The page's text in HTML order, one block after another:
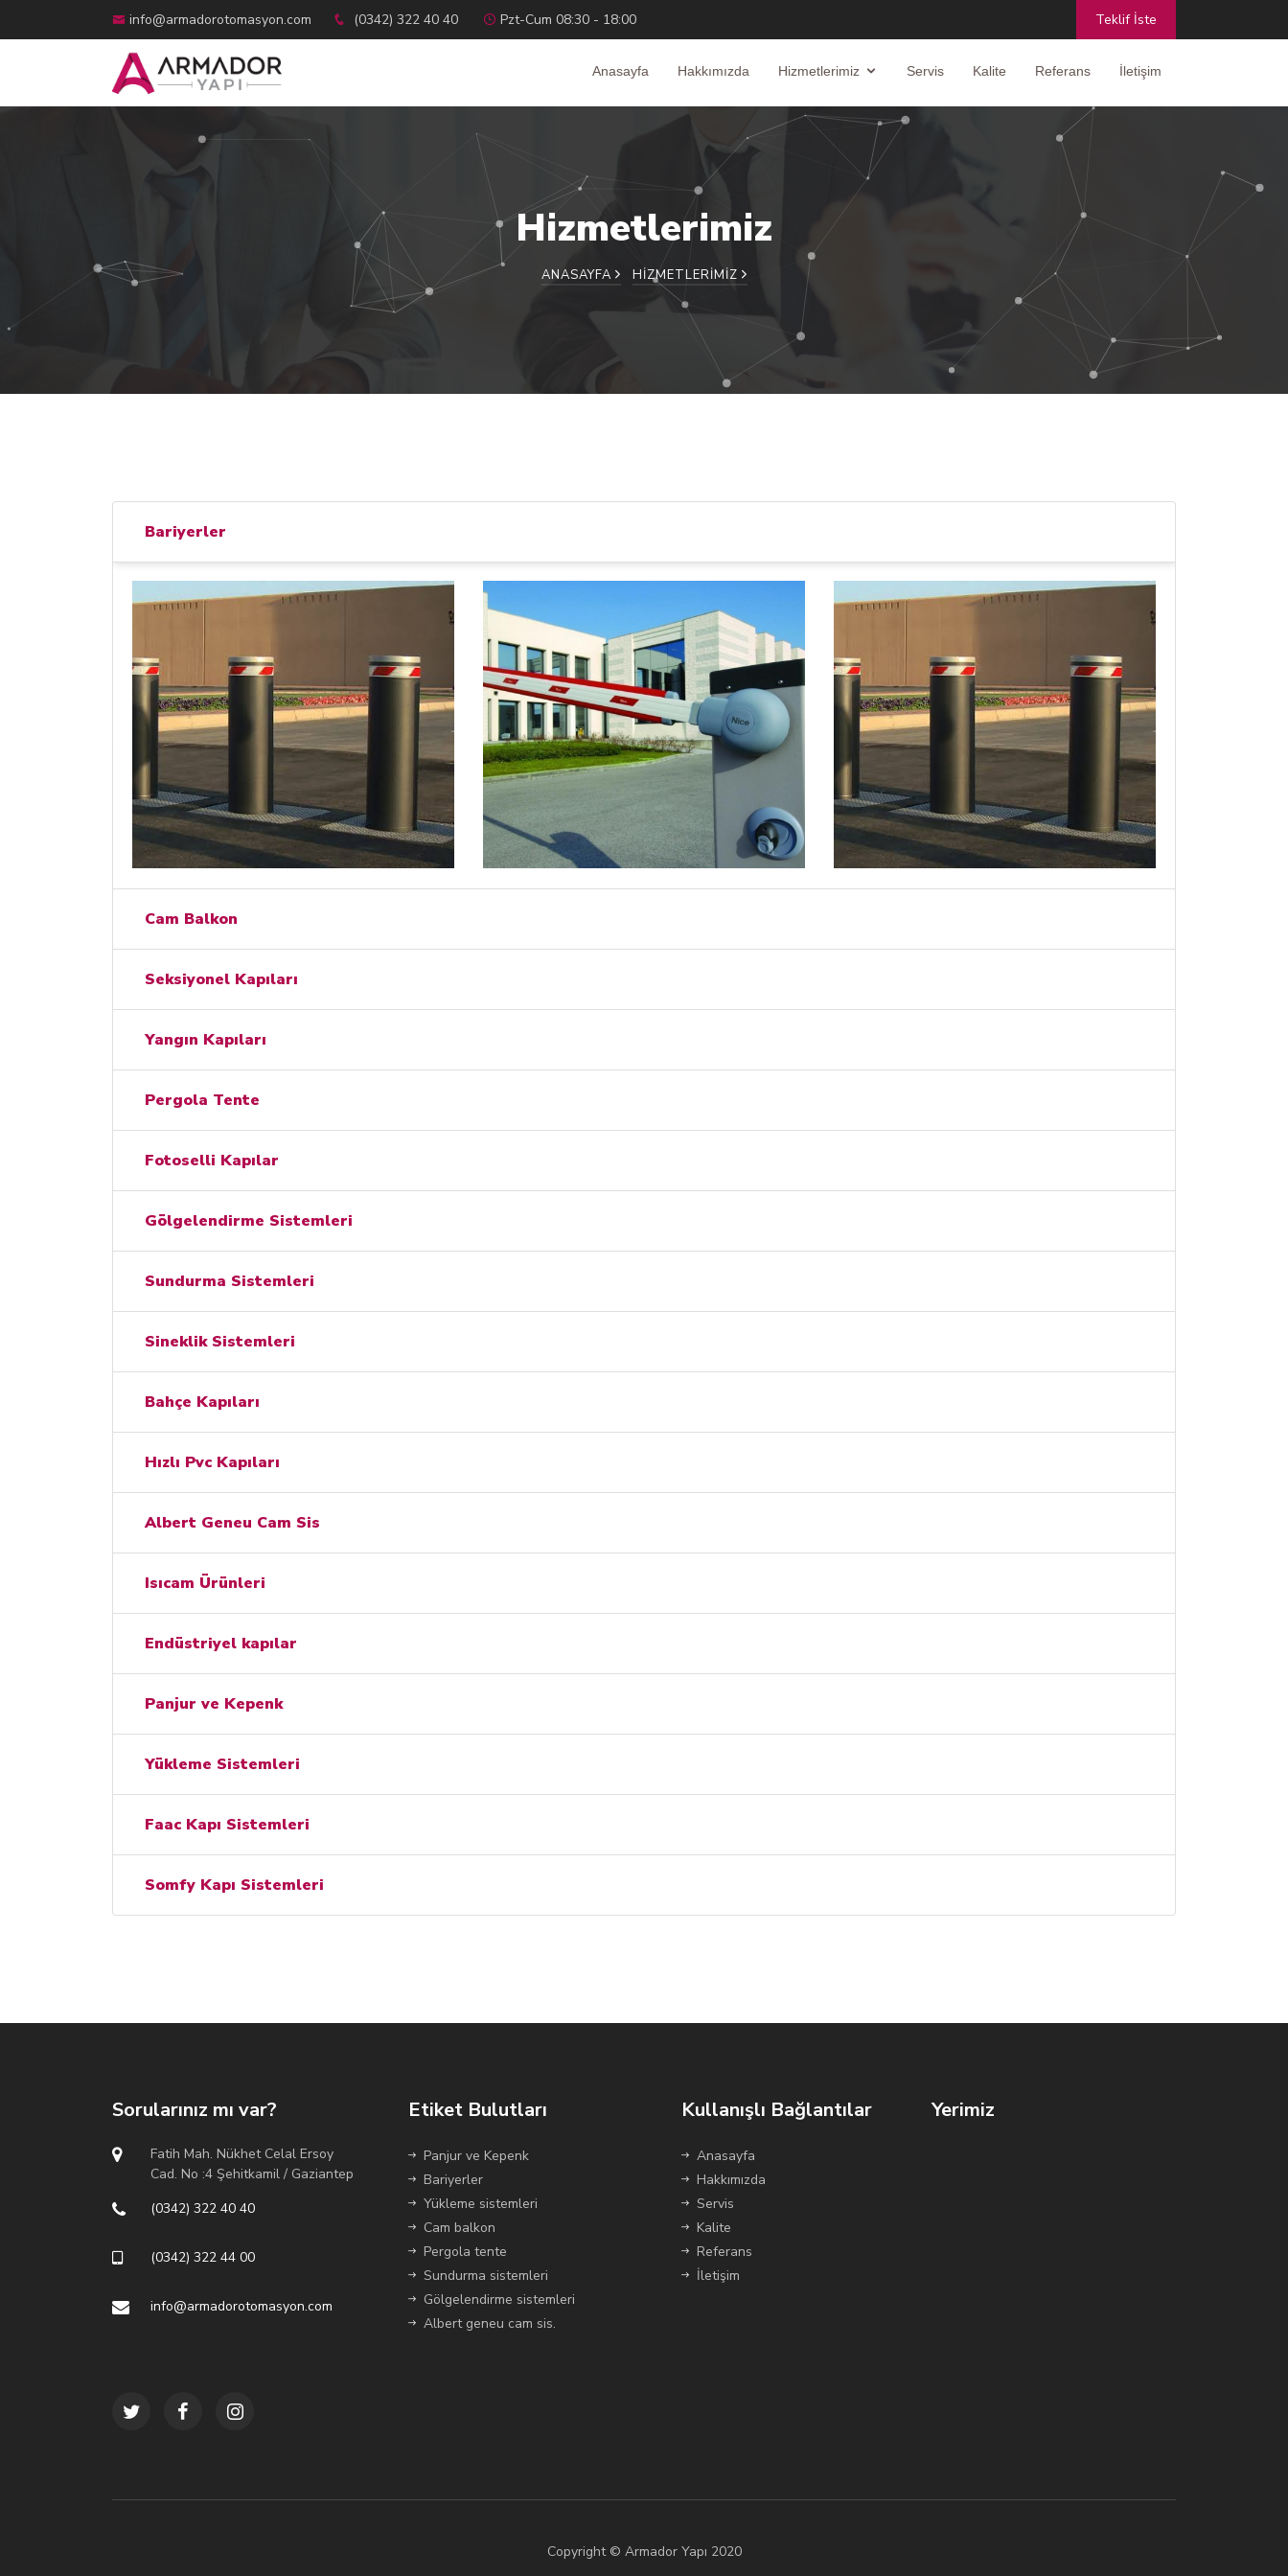
info@armadorotomasyon.com (0342) 322 40 40 Pzt-Cum 08:30 - 18:00 Teklif İste
Anasayfa Hakkımızda Hizmetlerimiz Servis Kalite Referans İletişim
Hizmetlerimiz
ANASAYFA HIZMETLERIMIZ
Bariyerler
Cam Balkon
Seksiyonel Kapıları
Yangın Kapıları
Pergola Tente
Fotoselli Kapılar
Gölgelendirme Sistemleri
Sundurma Sistemleri
Sineklik Sistemleri
Bahçe Kapıları
Hızlı Pvc Kapıları
Albert Geneu Cam Sis
Isıcam Ürünleri
Endüstriyel kapılar
Panjur ve Kepenk
Yükleme Sistemleri
Faac Kapı Sistemleri
Somfy Kapı Sistemleri
Sorularınız mı var?
Fatih Mah. Nükhet Celal Ersoy
Cad. No :4 Şehitkamil / Gaziantep
(0342) 322 40 40
(0342) 322 44 00
info@armadorotomasyon.com
Etiket Bulutları
Panjur ve Kepenk
Bariyerler
Yükleme sistemleri
Cam balkon
Pergola tente
Sundurma sistemleri
Gölgelendirme sistemleri
Albert geneu cam sis.
Kullanışlı Bağlantılar
Anasayfa
Hakkımızda
Servis
Kalite
Referans
İletişim
Yerimiz
Copyright © Armador Yapı 2020